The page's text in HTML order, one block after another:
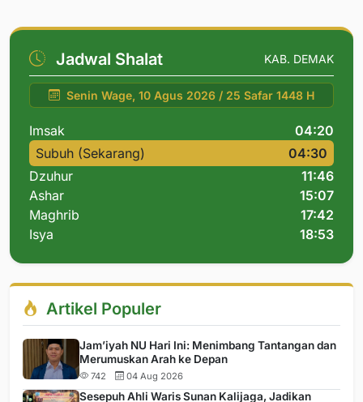
Jadwal Shalat KAB. DEMAK
Senin Wage, 10 Agus 2026 / 25 Safar 1448 H
Imsak
04:20
Subuh (Sekarang)
04:30
Dzuhur
11:46
Ashar
15:07
Maghrib
17:42
Isya
18:53
Artikel Populer
Jam’iyah NU Hari Ini: Menimbang Tantangan dan
Merumuskan Arah ke Depan
742 04 Aug 2026
Sesepuh Ahli Waris Sunan Kalijaga, Jadikan